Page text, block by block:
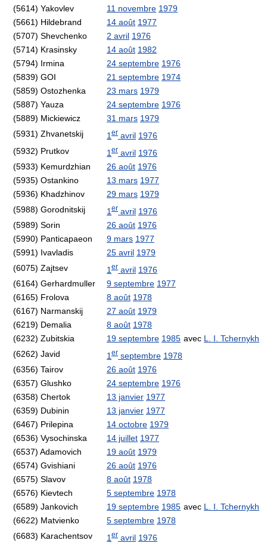
(5614) Yakovlev
11 novembre 1979
(5661) Hildebrand
14 août 1977
(5707) Shevchenko
2 avril 1976
(5714) Krasinsky
14 août 1982
(5794) Irmina
24 septembre 1976
(5839) GOI
21 septembre 1974
(5859) Ostozhenka
23 mars 1979
(5887) Yauza
24 septembre 1976
(5889) Mickiewicz
31 mars 1979
(5931) Zhvanetskij
1 er avril 1976
(5932) Prutkov
1 er avril 1976
(5933) Kemurdzhian
26 août 1976
(5935) Ostankino
13 mars 1977
(5936) Khadzhinov
29 mars 1979
(5988) Gorodnitskij
1 er avril 1976
(5989) Sorin
26 août 1976
(5990) Panticapaeon
9 mars 1977
(5991) Ivavladis
25 avril 1979
(6075) Zajtsev
1 er avril 1976
(6164) Gerhardmuller
9 septembre 1977
(6165) Frolova
8 août 1978
(6167) Narmanskij
27 août 1979
(6219) Demalia
8 août 1978
(6232) Zubitskia
19 septembre 1985 avec L. I. Tchernykh
(6262) Javid
1 er septembre 1978
(6356) Tairov
26 août 1976
(6357) Glushko
24 septembre 1976
(6358) Chertok
13 janvier 1977
(6359) Dubinin
13 janvier 1977
(6467) Prilepina
14 octobre 1979
(6536) Vysochinska
14 juillet 1977
(6537) Adamovich
19 août 1979
(6574) Gvishiani
26 août 1976
(6575) Slavov
8 août 1978
(6576) Kievtech
5 septembre 1978
(6589) Jankovich
19 septembre 1985 avec L. I. Tchernykh
(6622) Matvienko
5 septembre 1978
(6683) Karachentsov
1 er avril 1976